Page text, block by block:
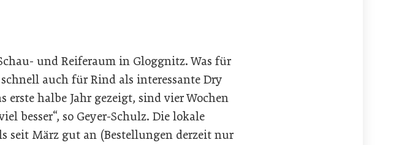
und Reiferaum in Gloggnitz. Was für
auch für Rind als interessante Dry
halbe Jahr gezeigt, sind vier Wochen
besser“, so Geyer-Schulz. Die lokale
seit März gut an (Bestellungen derzeit nur